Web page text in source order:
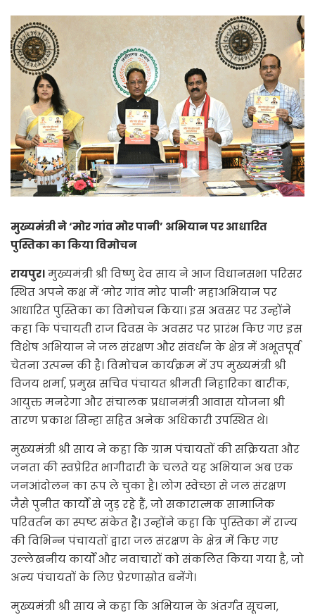
मुख्यमंत्री ने ‘मोर गांव मोर पानी’ अभियान पर आधारित
पुस्तिका का किया विमोचन
रायपुर।मुख्यमंत्री श्री विष्णु देव साय ने आज विधानसभा परिसर
स्थित अपने कक्ष में ‘मोर गांव मोर पानी’ महाअभियान पर
आधारित पुस्तिका का विमोचन किया। इस अवसर पर उन्होंने
कहा कि पंचायती राज दिवस के अवसर पर प्रारंभ किए गए इस
विशेष अभियान ने जल संरक्षण और संवर्धन के क्षेत्र में अभूतपूर्व
चेतना उत्पन्न की है। विमोचन कार्यक्रम में उप मुख्यमंत्री श्री
विजय शर्मा, प्रमुख सचिव पंचायत श्रीमती निहारिका बारीक,
आयुक्त मनरेगा और संचालक प्रधानमंत्री आवास योजना श्री
तारण प्रकाश सिन्हा सहित अनेक अधिकारी उपस्थित थे।
मुख्यमंत्री श्री साय ने कहा कि ग्राम पंचायतों की सक्रियता और
जनता की स्वप्रेरित भागीदारी के चलते यह अभियान अब एक
जनआंदोलन का रूप ले चुका है। लोग स्वेच्छा से जल संरक्षण
जैसे पुनीत कार्यों से जुड़ रहे हैं, जो सकारात्मक सामाजिक
परिवर्तन का स्पष्ट संकेत है। उन्होंने कहा कि पुस्तिका में राज्य
की विभिन्न पंचायतों द्वारा जल संरक्षण के क्षेत्र में किए गए
उल्लेखनीय कार्यों और नवाचारों को संकलित किया गया है, जो
अन्य पंचायतों के लिए प्रेरणास्रोत बनेंगे।
मुख्यमंत्री श्री साय ने कहा कि अभियान के अंतर्गत सूचना,